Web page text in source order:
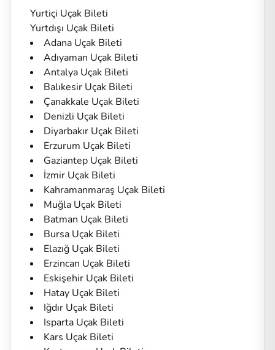
Yurtiçi Uçak Bileti
Yurtdışı Uçak Bileti
Adana Uçak Bileti
Adıyaman Uçak Bileti
Antalya Uçak Bileti
Balıkesir Uçak Bileti
Çanakkale Uçak Bileti
Denizli Uçak Bileti
Diyarbakır Uçak Bileti
Erzurum Uçak Bileti
Gaziantep Uçak Bileti
İzmir Uçak Bileti
Kahramanmaraş Uçak Bileti
Muğla Uçak Bileti
Batman Uçak Bileti
Bursa Uçak Bileti
Elazığ Uçak Bileti
Erzincan Uçak Bileti
Eskişehir Uçak Bileti
Hatay Uçak Bileti
Iğdır Uçak Bileti
Isparta Uçak Bileti
Kars Uçak Bileti